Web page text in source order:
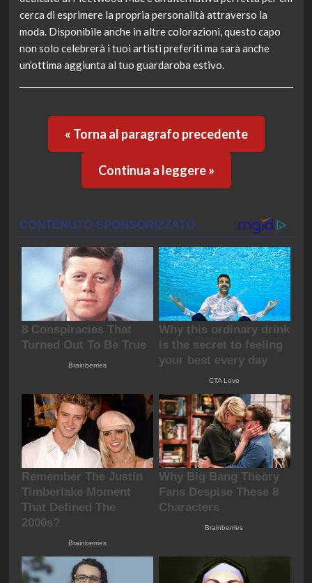
cerca di esprimere la propria personalità attraverso la
moda. Disponibile anche in altre colorazioni, questo capo
non solo celebrerà i tuoi artisti preferiti ma sarà anche
un’ottima aggiunta al tuo guardaroba estivo.
« Torna al paragrafo precedente
Continua a leggere »